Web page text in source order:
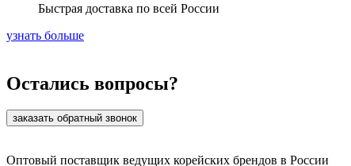
Быстрая доставка по всей России
узнать больше
Остались вопросы?
заказать обратный звонок
Оптовый поставщик ведущих корейских брендов в России